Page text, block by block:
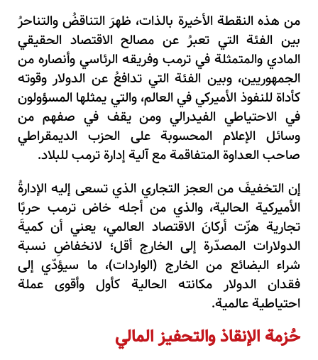
من هذه النقطة الأخيرة بالذات، ظهرَ التناقضُ والتناحرُ
بين الفئة التي تعبرُ عن مصالح الاقتصاد الحقيقي
المادي والمتمثلة في ترمب وفريقه الرئاسي وأنصاره من
الجمهوريين، وبين الفئة التي تدافعُ عن الدولار وقوته
كأداة للنفوذ الأميركي في العالم، والتي يمثلها المسؤولون
في الاحتياطي الفيدرالي ومن يقف في صفهم من
وسائل الإعلام المحسوبة على الحزب الديمقراطي
صاحب العداوة المتفاقمة مع آلية إدارة ترمب للبلاد.
إن التخفيفَ من العجز التجاري الذي تسعى إليه الإدارةُ
الأميركية الحالية، والذي من أجله خاض ترمب حربًا
تجارية هزّت أركانَ الاقتصاد العالمي، يعني أن كميةَ
الدولارات المصدّرة إلى الخارج أقل؛ لانخفاضِ نسبة
شراء البضائع من الخارج (الواردات)، ما سيؤدّي إلى
فقدان الدولار مكانته الحالية كأول وأقوى عملة
احتياطية عالمية.
حُزمة الإنقاذ والتحفيز المالي